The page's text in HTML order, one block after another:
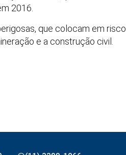
2016.
que colocam em risco
e a construção civil.